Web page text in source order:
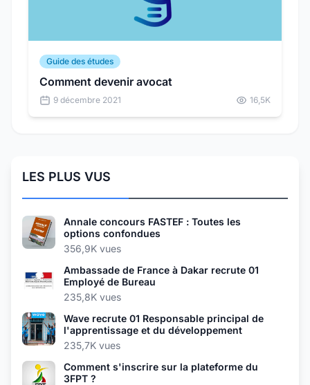
Guide des études
Comment devenir avocat
9 décembre 2021 16,5K
LES PLUS VUS
Annale concours FASTEF : Toutes les
options confondues
356,9K vues
Ambassade de France à Dakar recrute 01
Employé de Bureau
235,8K vues
Wave recrute 01 Responsable principal de
l'apprentissage et du développement
235,7K vues
Comment s'inscrire sur la plateforme du
3FPT ?